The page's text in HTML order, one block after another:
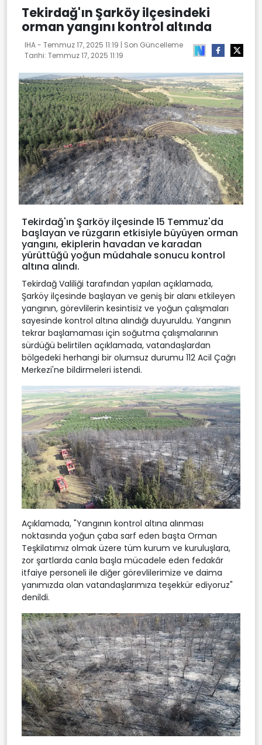
Tekirdağ'ın Şarköy ilçesindeki
orman yangını kontrol altında
IHA - Temmuz 17, 2025 11:19 | Son Güncelleme
Tarihi: Temmuz 17, 2025 11:19
Tekirdağ'ın Şarköy ilçesinde 15 Temmuz'da
başlayan ve rüzgarın etkisiyle büyüyen orman
yangını, ekiplerin havadan ve karadan
yürüttüğü yoğun müdahale sonucu kontrol
altına alındı.
Tekirdağ Valiliği tarafından yapılan açıklamada,
Şarköy ilçesinde başlayan ve geniş bir alanı etkileyen
yangının, görevlilerin kesintisiz ve yoğun çalışmaları
sayesinde kontrol altına alındığı duyuruldu. Yangının
tekrar başlamaması için soğutma çalışmalarının
sürdüğü belirtilen açıklamada, vatandaşlardan
bölgedeki herhangi bir olumsuz durumu 112 Acil Çağrı
Merkezi'ne bildirmeleri istendi.
Açıklamada, "Yangının kontrol altına alınması
noktasında yoğun çaba sarf eden başta Orman
Teşkilatımız olmak üzere tüm kurum ve kuruluşlara,
zor şartlarda canla başla mücadele eden fedakâr
itfaiye personeli ile diğer görevlilerimize ve daima
yanımızda olan vatandaşlarımıza teşekkür ediyoruz"
denildi.